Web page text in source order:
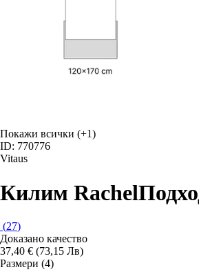
Покажи всички (+1)
ID: 770776
Vitaus
Килим Rachel
(27)
Доказано качество
37,40 € (73,15 Лв)
Размери (4)